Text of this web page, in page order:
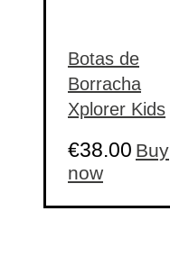
Botas de
Borracha
Xplorer Kids
€38.00 Buy
nowThis
product
has